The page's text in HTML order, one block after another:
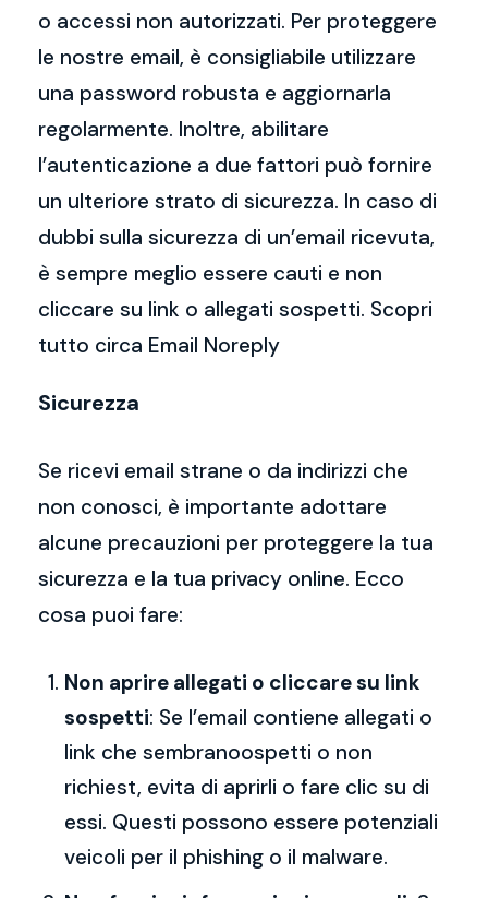
o accessi non autorizzati. Per proteggere
le nostre email, è consigliabile utilizzare
una password robusta e aggiornarla
regolarmente. Inoltre, abilitare
l’autenticazione a due fattori può fornire
un ulteriore strato di sicurezza. In caso di
dubbi sulla sicurezza di un’email ricevuta,
è sempre meglio essere cauti e non
cliccare su link o allegati sospetti. Scopri
tutto circa Email Noreply
Sicurezza
Se ricevi email strane o da indirizzi che
non conosci, è importante adottare
alcune precauzioni per proteggere la tua
sicurezza e la tua privacy online. Ecco
cosa puoi fare:
Non aprire allegati o cliccare su link
sospetti: Se l’email contiene allegati o
link che sembranoospetti o non
richiest, evita di aprirli o fare clic su di
essi. Questi possono essere potenziali
veicoli per il phishing o il malware.